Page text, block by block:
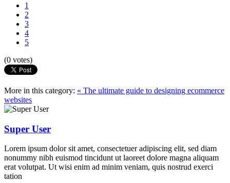
1
2
3
4
5
(0 votes)
More in this category: « The ultimate guide to designing ecommerce
websites
Super User
Lorem ipsum dolor sit amet, consectetuer adipiscing elit, sed diam
nonummy nibh euismod tincidunt ut laoreet dolore magna aliquam
erat volutpat. Ut wisi enim ad minim veniam, quis nostrud exerci
tation